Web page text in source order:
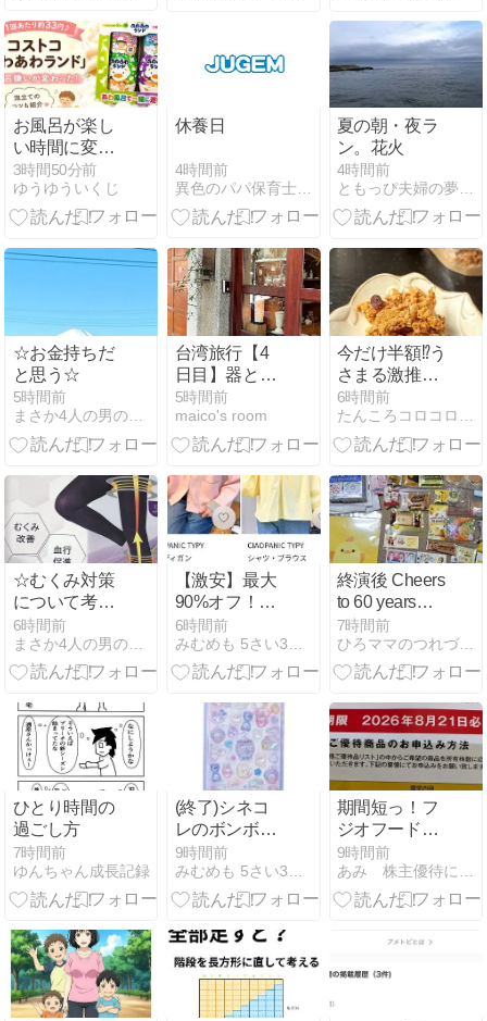
お風呂が楽し
い時間に変わ
る！コストコ
「あわあわラ
ンド」で泡風
3時間50分前
ゆうゆういくじ
休養日
4時間前
異色のパパ保育士 思いやりに溢れる、平和な世の中をつくりたい
夏の朝・夜ラ
ン。花火
4時間前
ともっぴ夫婦の夢見る配当生活
☆お金持ちだ
と思う☆
5時間前
まさか4人の男の子のお母さんになるなんて。
台湾旅行【4
日目】器と籠
を探して問屋
街の迪化街
へ！
5時間前
maico's room
今だけ半額⁉️う
さまる激推し
のおからお菓
子
6時間前
たんころコロコロ日記
☆むくみ対策
について考え
る☆
6時間前
まさか4人の男の子のお母さんになるなんて。
【激安】最大
90%オフ！
CIAOPANIC
TYPY♡550円
たくさん♡さ
DEAL10%！
6時間前
終演後 Cheers
to 60 years
7/24 東京 ニッ
ショーホール
7時間前
ひろママのつれづれ日記
ひとり時間の
過ごし方
7時間前
ゆんちゃん成長記録
(終了)シネコ
レのボンボン
ドロップシー
ル！オリジナ
ル柄 順次入っ
9時間前
期間短っ！フ
ジオフードグ
ループ本社よ
り優待案内到
着
9時間前